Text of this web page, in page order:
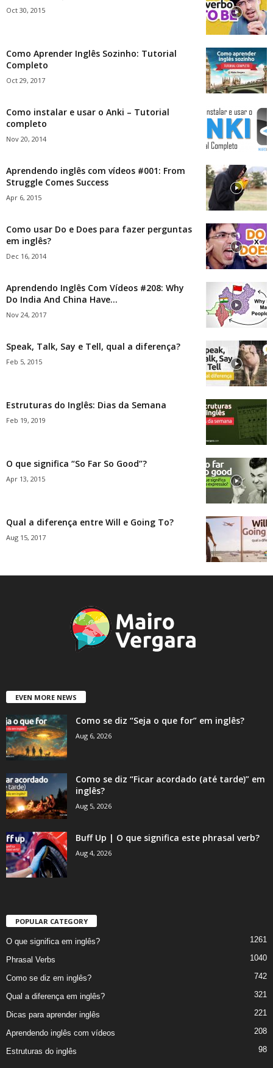
Oct 30, 2015
Como Aprender Inglês Sozinho: Tutorial
Completo
Oct 29, 2017
Como instalar e usar o Anki – Tutorial
completo
Nov 20, 2014
Aprendendo inglês com vídeos #001: From
Struggle Comes Success
Apr 6, 2015
Como usar Do e Does para fazer perguntas
em inglês?
Dec 16, 2014
Aprendendo Inglês Com Vídeos #208: Why
Do India And China Have...
Nov 24, 2017
Speak, Talk, Say e Tell, qual a diferença?
Feb 5, 2015
Estruturas do Inglês: Dias da Semana
Feb 19, 2019
O que significa “So Far So Good”?
Apr 13, 2015
Qual a diferença entre Will e Going To?
Aug 15, 2017
EVEN MORE NEWS
Como se diz “Seja o que for” em inglês?
Aug 6, 2026
Como se diz “Ficar acordado (até tarde)” em
inglês?
Aug 5, 2026
Buff Up | O que significa este phrasal verb?
Aug 4, 2026
POPULAR CATEGORY
O que significa em inglês? 1261
Phrasal Verbs 1040
Como se diz em inglês? 742
Qual a diferença em inglês? 321
Dicas para aprender inglês 221
Aprendendo inglês com vídeos 208
Estruturas do inglês 98